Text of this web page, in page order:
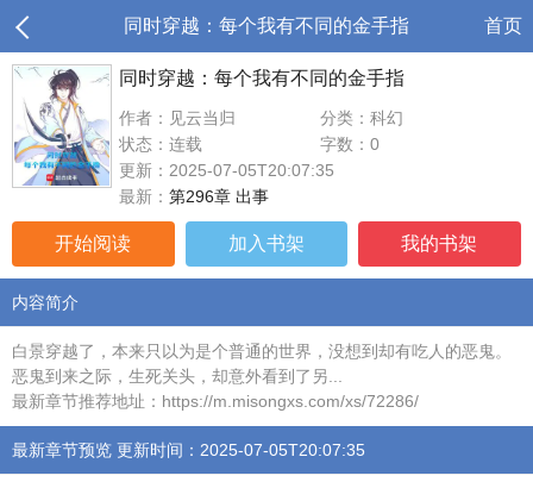
同时穿越：每个我有不同的金手指 首页
同时穿越：每个我有不同的金手指
作者：见云当归
分类：科幻
状态：连载
字数：0
更新：2025-07-05T20:07:35
最新： 第296章 出事
开始阅读 加入书架 我的书架
内容简介
白景穿越了，本来只以为是个普通的世界，没想到却有吃人的恶鬼。
恶鬼到来之际，生死关头，却意外看到了另...
最新章节推荐地址：https://m.misongxs.com/xs/72286/
最新章节预览 更新时间：2025-07-05T20:07:35